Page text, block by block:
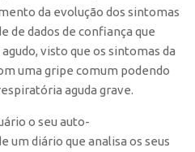
da evolução dos sintomas
de dados de confiança que
visto que os sintomas da
uma gripe comum podendo
aguda grave.
o seu auto-
um diário que analisa os seus